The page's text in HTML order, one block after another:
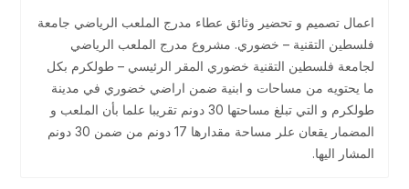
اعمال تصميم و تحضير وثائق عطاء مدرج الملعب الرياضي جامعة
فلسطين التقنية – خضوري. مشروع مدرج الملعب الرياضي
لجامعة فلسطين التقنية خضوري المقر الرئيسي – طولكرم بكل
ما يحتويه من مساحات و ابنية ضمن اراضي خضوري في مدينة
طولكرم و التي تبلغ مساحتها 30 دونم تقريبا علما بأن الملعب و
المضمار يقعان علر مساحة مقدارها 17 دونم من ضمن 30 دونم
المشار اليها.